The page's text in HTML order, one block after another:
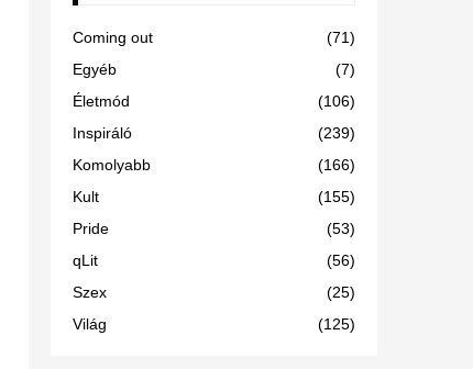
Coming out
(71)
Egyéb
(7)
Életmód
(106)
Inspiráló
(239)
Komolyabb
(166)
Kult
(155)
Pride
(53)
qLit
(56)
Szex
(25)
Világ
(125)